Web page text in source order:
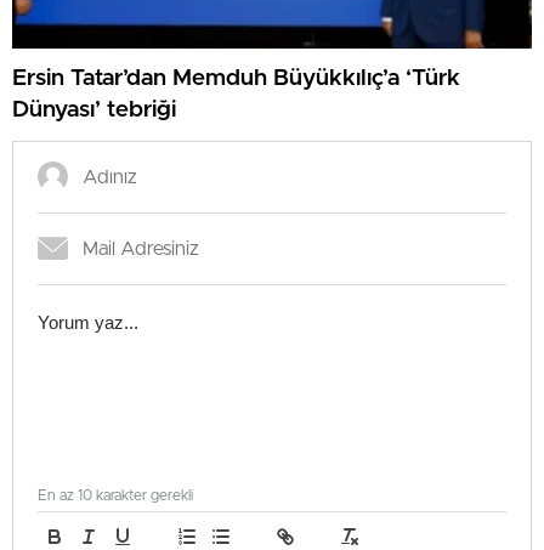
Ersin Tatar’dan Memduh Büyükkılıç’a ‘Türk
Dünyası’ tebriği
En az 10 karakter gerekli